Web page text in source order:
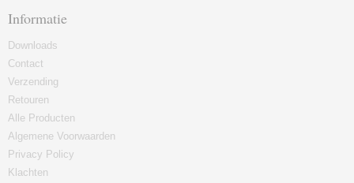
Informatie
Downloads
Contact
Verzending
Retouren
Alle Producten
Algemene Voorwaarden
Privacy Policy
Klachten